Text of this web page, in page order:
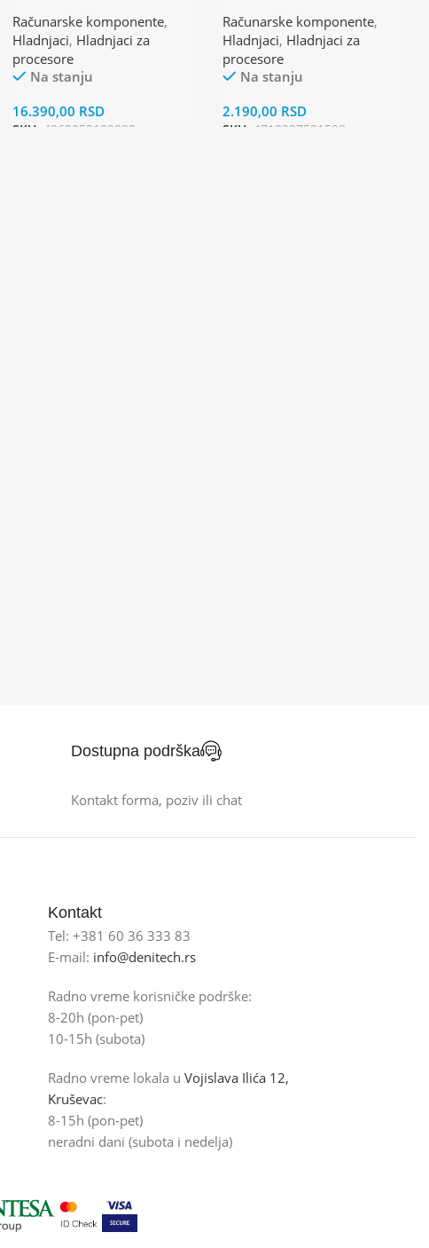
(AM4,AM5,1700,1200,2066,115
0,1151,1155,2011)
Računarske komponente,
Hladnjaci, Hladnjaci za
procesore
Na stanju
16.390,00 RSD
SKU: 4260052189030
Računarske komponente,
Hladnjaci, Hladnjaci za
procesore
Na stanju
2.190,00 RSD
SKU: 4713227521598
Dostupna podrška
Kontakt forma, poziv ili chat
Kontakt
Tel: +381 60 36 333 83
E-mail: info@denitech.rs
Radno vreme korisničke podrške:
8-20h (pon-pet)
10-15h (subota)
Radno vreme lokala u Vojislava Ilića 12,
Kruševac:
8-15h (pon-pet)
neradni dani (subota i nedelja)